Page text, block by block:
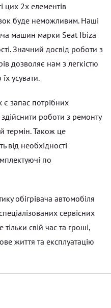
цих 2х елементів
буде неможливим. Наші
машин марки Seat Ibiza
Значний досвід роботи з
дозволяє нам з легкістю
усувати.
запас потрібних
роботи з ремонту
термін. Також це
від необхідності
по
обігрівача автомобіля
сервісних
свій час та гроші,
життя та експлуатацію